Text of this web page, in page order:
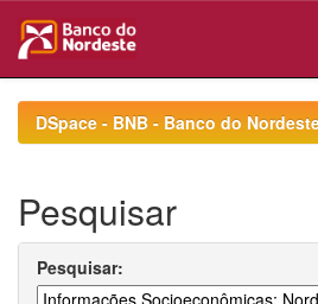
navigationDSpace - BNB - Banco do
Pesquisar
Pesquisar: